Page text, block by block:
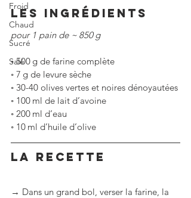
Froid
Chaud
Sucré
Salé
LES INGRÉDIENTS
pour 1 pain de ~ 850 g
◦ 500 g de farine complète
◦ 7 g de levure sèche
◦ 30-40 olives vertes et noires dénoyautées
◦ 100 ml de lait d’avoine
◦ 200 ml d’eau
◦ 10 ml d’huile d’olive
LA RECETTE
→ Dans un grand bol, verser la farine, la